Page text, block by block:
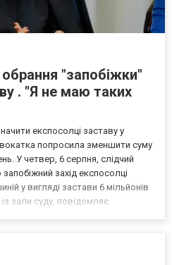
"запобіжки"
. "Я не маю таких
експосолці заставу у
попросила зменшити суму
У четвер, 6 серпня, слідчий
захід експосолці
у вигляді застави 6 мільйонів
зали суду, повідомляє